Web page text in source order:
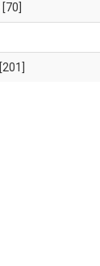
[70]
[201]